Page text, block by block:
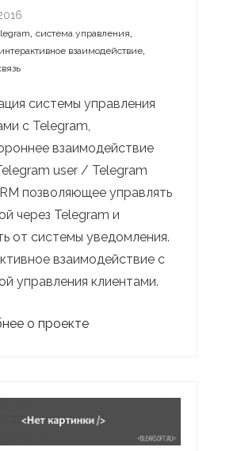
, система управления,
интерактивное взаимодействие,
системы управления
с Telegram,
взаимодействие
user / Telegram
позволяющее управлять
через Telegram и
от системы уведомления.
взаимодействие с
управления клиентами.
о проекте